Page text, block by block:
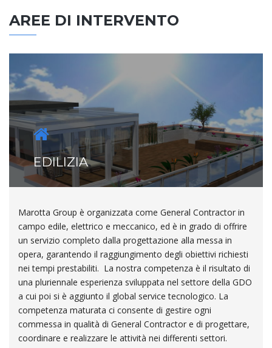
AREE DI INTERVENTO
EDILIZIA
Marotta Group è organizzata come General Contractor in
campo edile, elettrico e meccanico, ed è in grado di offrire
un servizio completo dalla progettazione alla messa in
opera, garantendo il raggiungimento degli obiettivi richiesti
nei tempi prestabiliti. La nostra competenza è il risultato di
una pluriennale esperienza sviluppata nel settore della GDO
a cui poi si è aggiunto il global service tecnologico. La
competenza maturata ci consente di gestire ogni
commessa in qualità di General Contractor e di progettare,
coordinare e realizzare le attività nei differenti settori.